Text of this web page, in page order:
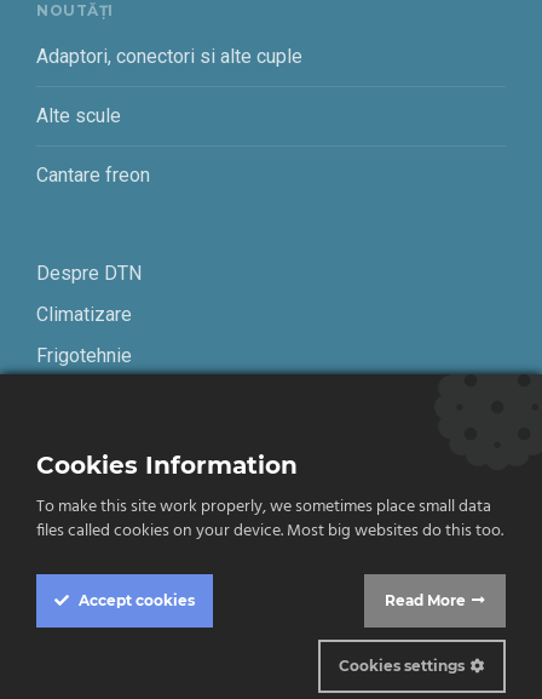
NOUTĂȚI
Adaptori, conectori si alte cuple
Alte scule
Cantare freon
Despre DTN
Climatizare
Frigotehnie
Termeni și condiții
Confidențialitate
Cookies Information
To make this site work properly, we sometimes place small data
files called cookies on your device. Most big websites do this too.
Accept cookies Read More
Cookies settings